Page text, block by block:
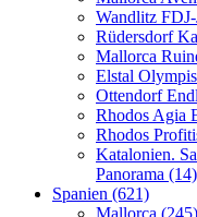
Wandlitz
Rüdersdorf
Mallorca
Elstal
Ottendorf
Rhodos Agia
Rhodos
Katalonien.
Panorama (14)
Spanien (621)
Mallorca (245)